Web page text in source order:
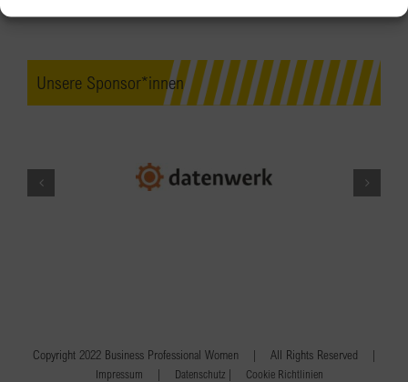
Unsere Sponsor*innen
Copyright 2022 Business Professional Women | All Rights Reserved |
Impressum | Datenschutz | Cookie Richtlinien